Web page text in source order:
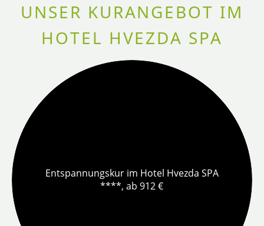
UNSER KURANGEBOT IM
HOTEL HVEZDA SPA
Entspannungskur im Hotel Hvezda SPA
****, ab 912 €